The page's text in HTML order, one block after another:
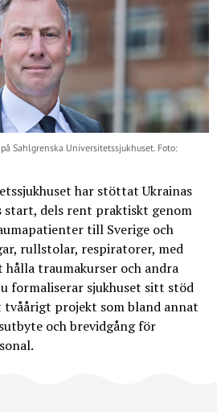
Sahlgrenska Universitetssjukhuset. Foto:
har stöttat Ukrainas
start, dels rent praktiskt genom
till Sverige och
rullstolar, respiratorer, med
hålla traumakurser och andra
formaliserar sjukhuset sitt stöd
projekt som bland annat
och brevidgång för